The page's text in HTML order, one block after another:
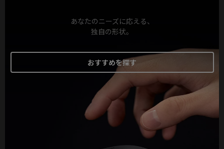
あなたのニーズに応える、
独自の形状。
おすすめを探す